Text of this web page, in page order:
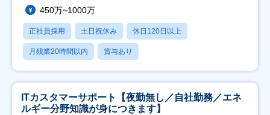
450万~1000万
正社員採用 土日祝休み 休日120日以上
月残業20時間以内 賞与あり
ITカスタマーサポート【夜勤無し／自社勤務／エネ
ルギー分野知識が身につきます】